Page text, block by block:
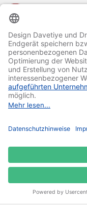
+49 (0) 21 51 - 7 633
Montag bis Donnerstag:
von 8:00 - 13:00
und von 14:00 - 17:00 Uhr
Freitag:
von 8:00 - 13:00
und von 14:00 - 15:30 Uhr
E-Mail: info@davetiye.de
© 2020-2025